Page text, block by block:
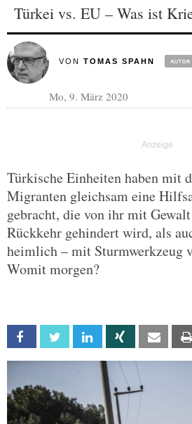
Türkei vs. EU – Was ist
VON TOMAS SPAHN
Mo, 9. März 2020
Türkische Einheiten haben mit
Migranten gleichsam eine
gebracht, die von ihr mit
Rückkehr gehindert wird, als
heimlich – mit Sturmwerkzeug
Womit morgen?
Facebook Twitter Linkedin Xing Email